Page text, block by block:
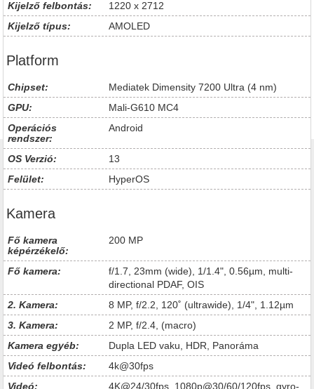
Kijelző felbontás:
1220 x 2712
Kijelző típus:
AMOLED
Platform
Chipset:
Mediatek Dimensity 7200 Ultra (4 nm)
GPU:
Mali-G610 MC4
Operációs
rendszer:
Android
OS Verzió:
13
Felület:
HyperOS
Kamera
Fő kamera
képérzékelő:
200 MP
Fő kamera:
f/1.7, 23mm (wide), 1/1.4", 0.56µm, multi-
directional PDAF, OIS
2. Kamera:
8 MP, f/2.2, 120˚ (ultrawide), 1/4", 1.12µm
3. Kamera:
2 MP, f/2.4, (macro)
Kamera egyéb:
Dupla LED vaku, HDR, Panoráma
Videó felbontás:
4k@30fps
Videó:
4K@24/30fps, 1080p@30/60/120fps, gyro-